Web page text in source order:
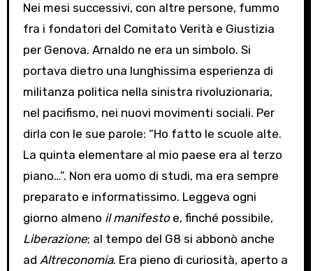
Nei mesi successivi, con altre persone, fummo
fra i fondatori del Comitato Verità e Giustizia
per Genova. Arnaldo ne era un simbolo. Si
portava dietro una lunghissima esperienza di
militanza politica nella sinistra rivoluzionaria,
nel pacifismo, nei nuovi movimenti sociali. Per
dirla con le sue parole: “Ho fatto le scuole alte.
La quinta elementare al mio paese era al terzo
piano…”. Non era uomo di studi, ma era sempre
preparato e informatissimo. Leggeva ogni
giorno almeno il manifestoe, finché possibile,
Liberazione; al tempo del G8 si abbonò anche
ad Altreconomia. Era pieno di curiosità, aperto a